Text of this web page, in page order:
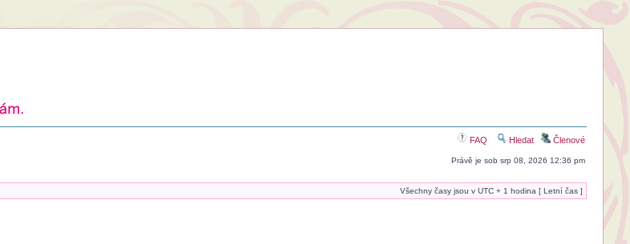
FAQ Hledat Členové
Právě je sob srp 08, 2026 12:36 pm
Všechny časy jsou v UTC + 1 hodina [ Letní čas ]